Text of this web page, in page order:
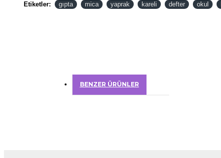
Etiketler: gıpta mica yaprak kareli defter okul
BENZER ÜRÜNLER